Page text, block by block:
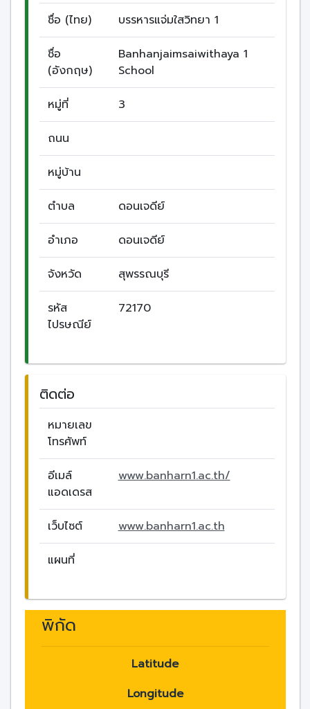
ชื่อ (ไทย) บรรหารแจ่มใสวิทยา 1
ชื่อ
(อังกฤษ)
Banhanjaimsaiwithaya 1
School
หมู่ที่ 3
ถนน
หมู่บ้าน
ตำบล ดอนเจดีย์
อำเภอ ดอนเจดีย์
จังหวัด สุพรรณบุรี
รหัส
ไปรษณีย์
72170
ติดต่อ
หมายเลข
โทรศัพท์
อีเมล์
แอดเดรส
www.banharn1.ac.th/
เว็บไซต์ www.banharn1.ac.th
แผนที่
พิกัด
Latitude
Longitude